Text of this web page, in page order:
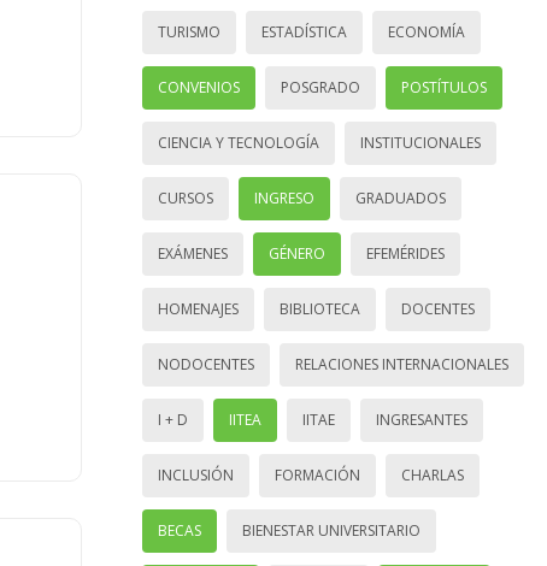
TURISMO ESTADÍSTICA ECONOMÍA
CONVENIOS POSGRADO POSTÍTULOS
CIENCIA Y TECNOLOGÍA INSTITUCIONALES
CURSOS INGRESO GRADUADOS
EXÁMENES GÉNERO EFEMÉRIDES
HOMENAJES BIBLIOTECA DOCENTES
NODOCENTES RELACIONES INTERNACIONALES
I + D IITEA IITAE INGRESANTES
INCLUSIÓN FORMACIÓN CHARLAS
BECAS BIENESTAR UNIVERSITARIO